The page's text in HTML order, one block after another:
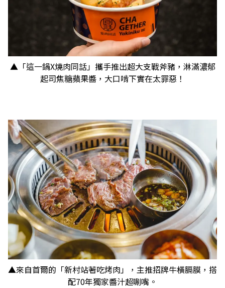
▲「這一鍋X燒肉同話」攜手推出超大支戰斧豬，淋滿濃郁
起司焦糖蘋果醬，大口啃下實在太罪惡！
▲來自首爾的「新村站著吃烤肉」，主推招牌牛橫膈膜，搭
配70年獨家醬汁超唰嘴。